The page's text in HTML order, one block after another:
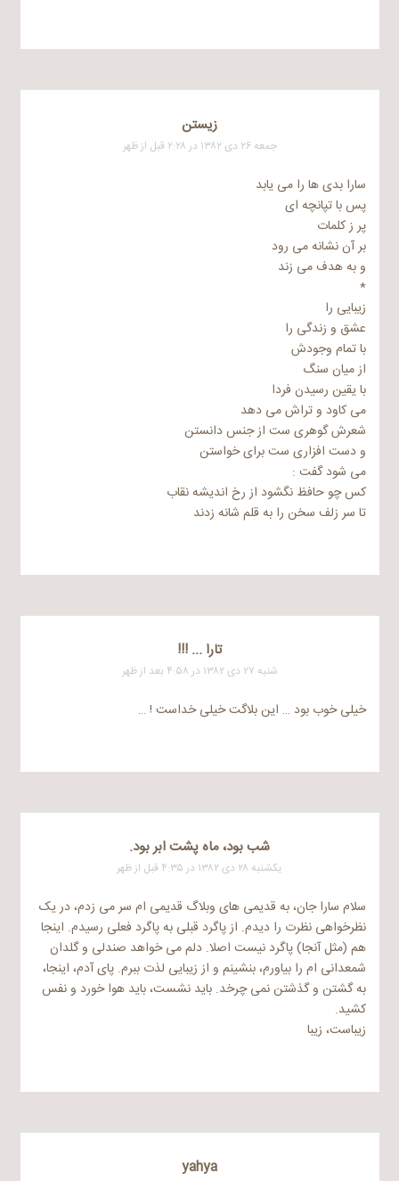
زیستن
جمعه ۲۶ دی ۱۳۸۲ در ۲:۲۸ قبل از ظهر
سارا بدی ها را می یابد
پس با تپانچه ای
پر ز کلمات
بر آن نشانه می رود
و به هدف می زند
*
زیبایی را
عشق و زندگی را
با تمام وجودش
از میان سنگ
با یقین رسیدن فردا
می کاود و تراش می دهد
شعرش گوهری ست از جنس دانستن
و دست افزاری ست برای خواستن
می شود گفت :
کس چو حافظ نگشود از رخ اندیشه نقاب
تا سر زلف سخن را به قلم شانه زدند
تارا ... !!!
شنبه ۲۷ دی ۱۳۸۲ در ۴:۵۸ بعد از ظهر
خیلی خوب بود … این بلاگت خیلی خداست ! …
شب بود، ماه پشت ابر بود.
یکشنبه ۲۸ دی ۱۳۸۲ در ۴:۳۵ قبل از ظهر
سلام سارا جان، به قدیمی های وبلاگ قدیمی ام سر می زدم، در یک
نظرخواهی نظرت را دیدم. از پاگرد قبلی به پاگرد فعلی رسیدم. اینجا
هم (مثل آنجا) پاگرد نیست اصلا. دلم می خواهد صندلی و گلدان
شمعدانی ام را بیاورم، بنشینم و از زیبایی لذت ببرم. پای آدم، اینجا،
به گشتن و گذشتن نمی چرخد. باید نشست، باید هوا خورد و نفس
کشید.
زیباست، زیبا
yahya